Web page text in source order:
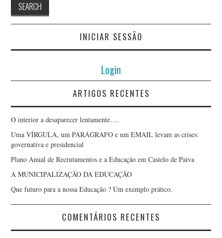
INICIAR SESSÃO
Login
ARTIGOS RECENTES
O interior a desaparecer lentamente….
Uma VÍRGULA, um PARÁGRAFO e um EMAIL levam as crises:
governativa e presidencial
Plano Anual de Recrutamentos e a Educação em Castelo de Paiva
A MUNICIPALIZAÇÃO DA EDUCAÇÃO
Que futuro para a nossa Educação ? Um exemplo prático.
COMENTÁRIOS RECENTES